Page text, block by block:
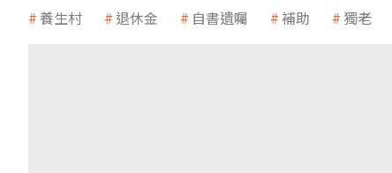
養生村 退休金 自書遺囑 補助 獨老